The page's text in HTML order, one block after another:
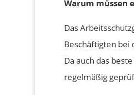
Warum müssen
Das
Beschäftigten bei
Da auch das
regelmäßig